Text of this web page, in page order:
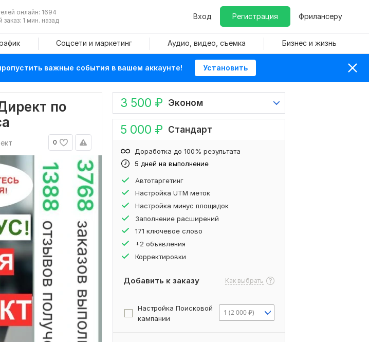
онлайн: 1694
1 мин. назад
Вход Регистрация Фрилансеру
Соцсети и маркетинг Аудио, видео, съемка Бизнес и жизнь
важные события в вашем аккаунте! Установить
по
0
3 500 ₽ Эконом
5 000 ₽ Стандарт
5 дней на выполнение
Доработка до 100% результата
Автотаргетинг
Настройка UTM меток
Настройка минус площадок
Заполнение расширений
171 ключевое слово
+2 объявления
Корректировки
Добавить к заказу Как выбрать
Настройка Поисковой
кампании
1 (2 000 ₽)